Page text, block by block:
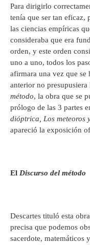
Para dirigirlo
tenía que ser tan eficaz,
las ciencias empíricas
consideraba que era
orden, y este orden
uno a uno, todos los
afirmara una vez que se
anterior no
método, la obra que se
prólogo de las 3 partes
dióptrica, Los meteoros
apareció la exposición
El Discurso del método
Descartes tituló esta obra
precisa que podemos
sacerdote, matemáticos